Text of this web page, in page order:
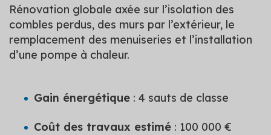
Rénovation globale axée sur l’isolation des
combles perdus, des murs par l’extérieur, le
remplacement des menuiseries et l’installation
d’une pompe à chaleur.
Gain énergétique : 4 sauts de classe
Coût des travaux estimé : 100 000 €